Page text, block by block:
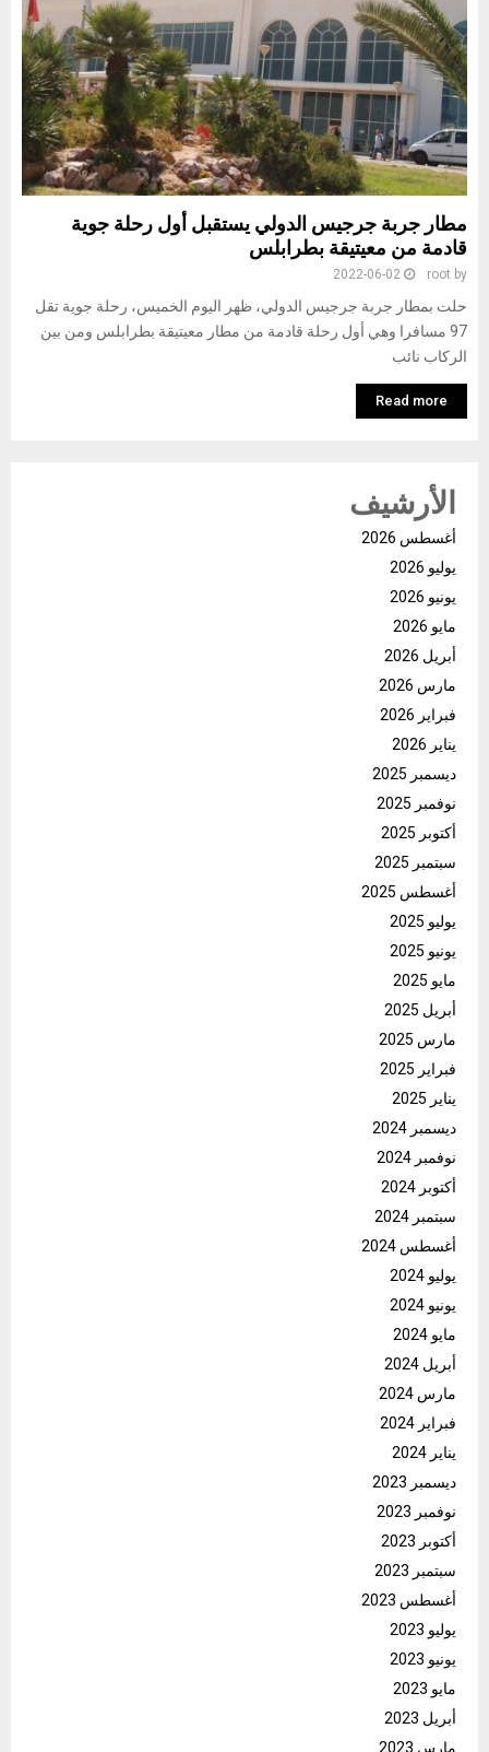
مطار جربة جرجيس الدولي يستقبل أول رحلة جوية
قادمة من معيتيقة بطرابلس
by
root
2022-06-02
حلت بمطار جربة جرجيس الدولي، ظهر اليوم الخميس، رحلة جوية تقل
97 مسافرا وهي أول رحلة قادمة من مطار معيتيقة بطرابلس ومن بين
الركاب نائب
Read more
الأرشيف
أغسطس 2026
يوليو 2026
يونيو 2026
مايو 2026
أبريل 2026
مارس 2026
فبراير 2026
يناير 2026
ديسمبر 2025
نوفمبر 2025
أكتوبر 2025
سبتمبر 2025
أغسطس 2025
يوليو 2025
يونيو 2025
مايو 2025
أبريل 2025
مارس 2025
فبراير 2025
يناير 2025
ديسمبر 2024
نوفمبر 2024
أكتوبر 2024
سبتمبر 2024
أغسطس 2024
يوليو 2024
يونيو 2024
مايو 2024
أبريل 2024
مارس 2024
فبراير 2024
يناير 2024
ديسمبر 2023
نوفمبر 2023
أكتوبر 2023
سبتمبر 2023
أغسطس 2023
يوليو 2023
يونيو 2023
مايو 2023
أبريل 2023
مارس 2023